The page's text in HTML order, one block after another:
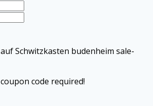
Schwitzkasten budenheim sale-
code required!